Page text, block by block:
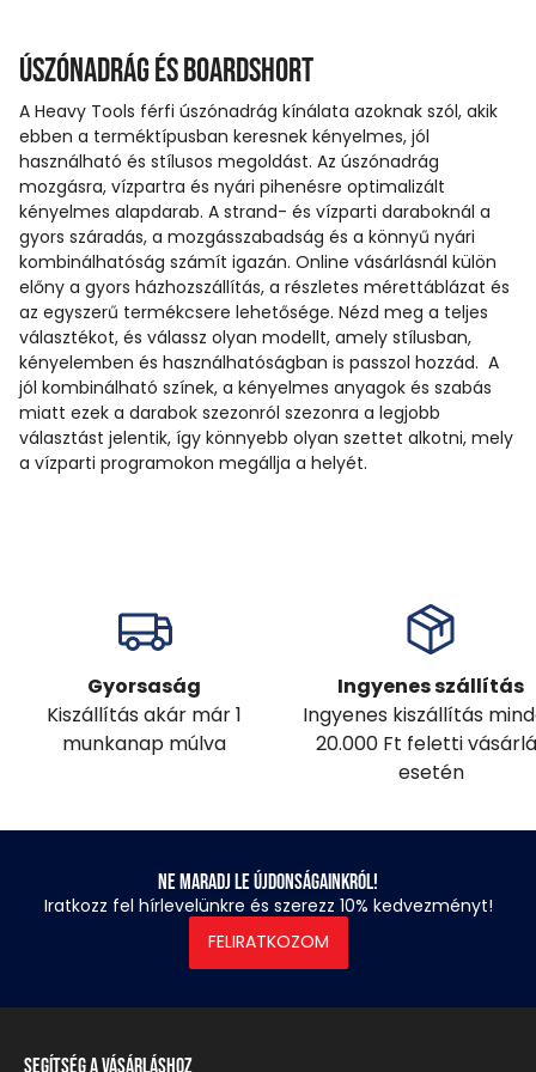
Úszónadrág és boardshort
A Heavy Tools férfi úszónadrág kínálata azoknak szól, akik
ebben a terméktípusban keresnek kényelmes, jól
használható és stílusos megoldást. Az úszónadrág
mozgásra, vízpartra és nyári pihenésre optimalizált
kényelmes alapdarab. A strand- és vízparti daraboknál a
gyors száradás, a mozgásszabadság és a könnyű nyári
kombinálhatóság számít igazán. Online vásárlásnál külön
előny a gyors házhozszállítás, a részletes mérettáblázat és
az egyszerű termékcsere lehetősége. Nézd meg a teljes
választékot, és válassz olyan modellt, amely stílusban,
kényelemben és használhatóságban is passzol hozzád. A
jól kombinálható színek, a kényelmes anyagok és szabás
miatt ezek a darabok szezonról szezonra a legjobb
választást jelentik, így könnyebb olyan szettet alkotni, mely
a vízparti programokon megállja a helyét.
Gyorsaság
Kiszállítás akár már 1
munkanap múlva
Ingyenes szállítás
Ingyenes kiszállítás
20.000 Ft feletti
esetén
Ne maradj le újdonságainkról!
Iratkozz fel hírlevelünkre és szerezz 10% kedvezményt!
FELIRATKOZOM
Segítség a vásárláshoz